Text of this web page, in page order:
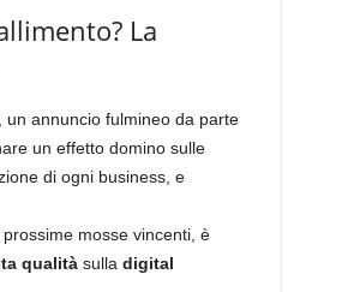
La
annuncio fulmineo da parte
un effetto domino sulle
di ogni business, e
mosse vincenti, è
qualitàsulla digital